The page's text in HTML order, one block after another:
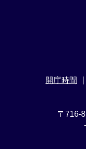
開庁時間
〒716-